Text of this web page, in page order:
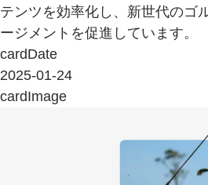
テンツを効率化し、新世代のゴ
ージメントを促進しています。
cardDate
2025-01-24
cardImage